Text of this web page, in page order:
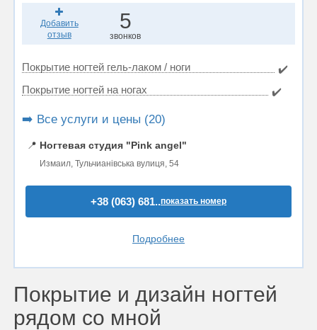
Добавить
отзыв
5
звонков
Покрытие ногтей гель-лаком / ноги
✔️
Покрытие ногтей на ногах
✔️
➡️ Все услуги и цены (20)
📍 Ногтевая студия "Pink angel"
Измаил, Тульчианівська вулиця, 54
+38 (063) 681..показать номер
Подробнее
Покрытие и дизайн ногтей
рядом со мной